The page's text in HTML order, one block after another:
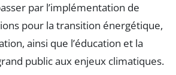
par l’implémentation de
pour la transition énergétique,
ainsi que l’éducation et la
public aux enjeux climatiques.